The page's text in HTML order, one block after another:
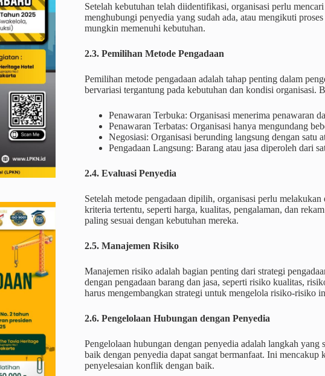
Setelah kebutuhan telah diidentifikasi, organisasi perlu
menghubungi penyedia yang sudah ada, atau mengikuti
mungkin memenuhi kebutuhan.
2.3. Pemilihan Metode Pengadaan
Pemilihan metode pengadaan adalah tahap penting dalam
bervariasi tergantung pada kebutuhan dan kondisi organisasi.
Penawaran Terbuka: Organisasi menerima penawaran
Penawaran Terbatas: Organisasi hanya mengundang
Negosiasi: Organisasi berunding langsung dengan satu
Pengadaan Langsung: Barang atau jasa diperoleh dari
2.4. Evaluasi Penyedia
Setelah metode pengadaan dipilih, organisasi perlu
kriteria tertentu, seperti harga, kualitas, pengalaman, dan
paling sesuai dengan kebutuhan mereka.
2.5. Manajemen Risiko
Manajemen risiko adalah bagian penting dari strategi
dengan pengadaan barang dan jasa, seperti risiko kualitas,
harus mengembangkan strategi untuk mengelola risiko-risiko
2.6. Pengelolaan Hubungan dengan Penyedia
Pengelolaan hubungan dengan penyedia adalah langkah
baik dengan penyedia dapat sangat bermanfaat. Ini
penyelesaian konflik dengan baik.